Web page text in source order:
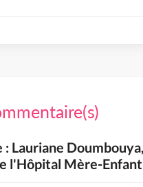
Lauriane
l'Hôpital Mère-